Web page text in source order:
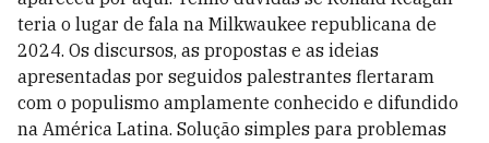
teria o lugar de fala na Milkwaukee republicana de
2024. Os discursos, as propostas e as ideias
apresentadas por seguidos palestrantes flertaram
com o populismo amplamente conhecido e difundido
na América Latina. Solução simples para problemas